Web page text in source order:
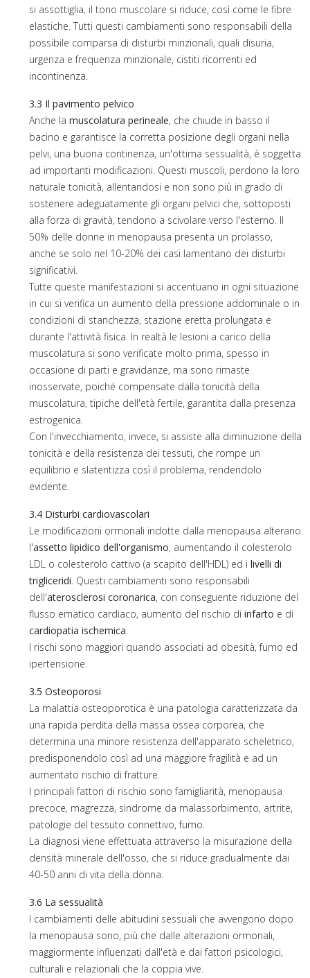
si assottiglia, il tono muscolare si riduce, così come le fibre
elastiche. Tutti questi cambiamenti sono responsabili della
possibile comparsa di disturbi minzionali, quali disuria,
urgenza e frequenza minzionale, cistiti ricorrenti ed
incontinenza.
3.3 Il pavimento pelvico
Anche la muscolatura perineale, che chiude in basso il
bacino e garantisce la corretta posizione degli organi nella
pelvi, una buona continenza, un'ottima sessualità, è soggetta
ad importanti modificazioni. Questi muscoli, perdono la loro
naturale tonicità, allentandosi e non sono più in grado di
sostenere adeguatamente gli organi pelvici che, sottoposti
alla forza di gravità, tendono a scivolare verso l'esterno. Il
50% delle donne in menopausa presenta un prolasso,
anche se solo nel 10-20% dei casi lamentano dei disturbi
significativi.
Tutte queste manifestazioni si accentuano in ogni situazione
in cui si verifica un aumento della pressione addominale o in
condizioni di stanchezza, stazione eretta prolungata e
durante l'attività fisica. In realtà le lesioni a carico della
muscolatura si sono verificate molto prima, spesso in
occasione di parti e gravidanze, ma sono rimaste
inosservate, poiché compensate dalla tonicità della
muscolatura, tipiche dell'età fertile, garantita dalla presenza
estrogenica.
Con l'invecchiamento, invece, si assiste alla diminuzione della
tonicità e della resistenza dei tessuti, che rompe un
equilibrio e slatentizza così il problema, rendendolo
evidente.
3.4 Disturbi cardiovascolari
Le modificazioni ormonali indotte dalla menopausa alterano
l'assetto lipidico dell'organismo, aumentando il colesterolo
LDL o colesterolo cattivo (a scapito dell'HDL) ed i livelli di
trigliceridi. Questi cambiamenti sono responsabili
dell'aterosclerosi coronarica, con conseguente riduzione del
flusso ematico cardiaco, aumento del rischio di infarto e di
cardiopatia ischemica.
I rischi sono maggiori quando associati ad obesità, fumo ed
ipertensione.
3.5 Osteoporosi
La malattia osteoporotica è una patologia caratterizzata da
una rapida perdita della massa ossea corporea, che
determina una minore resistenza dell'apparato scheletrico,
predisponendolo così ad una maggiore fragilità e ad un
aumentato rischio di fratture.
I principali fattori di rischio sono famigliarità, menopausa
precoce, magrezza, sindrome da malassorbimento, artrite,
patologie del tessuto connettivo, fumo.
La diagnosi viene effettuata attraverso la misurazione della
densità minerale dell'osso, che si riduce gradualmente dai
40-50 anni di vita della donna.
3.6 La sessualità
I cambiamenti delle abitudini sessuali che avvengono dopo
la menopausa sono, più che dalle alterazioni ormonali,
maggiormente influenzati dall'età e dai fattori psicologici,
culturali e relazionali che la coppia vive.